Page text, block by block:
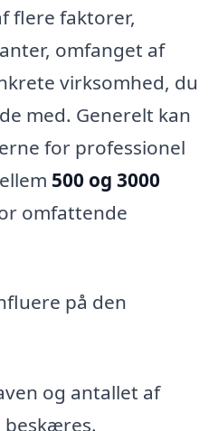
flere faktorer,
omfanget af
virksomhed, du
med. Generelt kan
for professionel
500 og 3000
omfattende
på den
og antallet af
beskæres.